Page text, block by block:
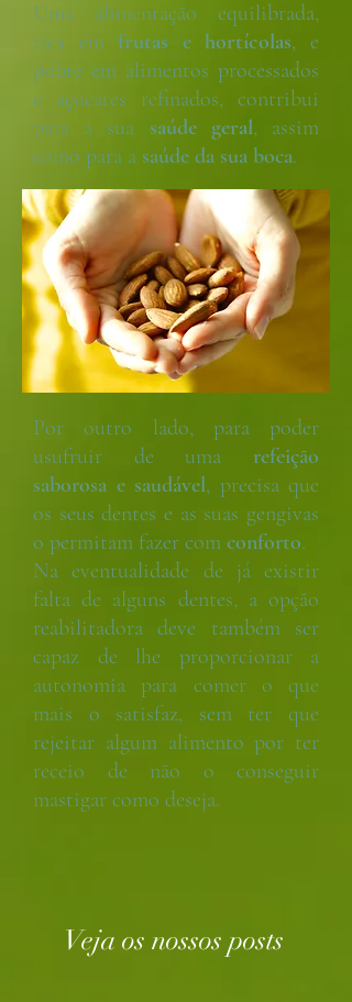
Uma alimentação equilibrada,
rica emfrutas ehortícolas, e
pobre em alimentos processados
e açúcares refinados, contribui
para a sua saúde geral, assim
como para a saúde da sua boca.
Por outro lado, para poder
usufruir de uma refeição
saborosa e saudável, precisa que
os seus dentes e as suas gengivas
o permitam fazer com conforto.
Na eventualidade de já existir
falta de alguns dentes, a opção
reabilitadora deve também ser
capaz de lhe proporcionar a
autonomia para comer o que
mais o satisfaz, sem ter que
rejeitar algum alimento por ter
receio de não o conseguir
mastigar como deseja.
Veja os nossos posts